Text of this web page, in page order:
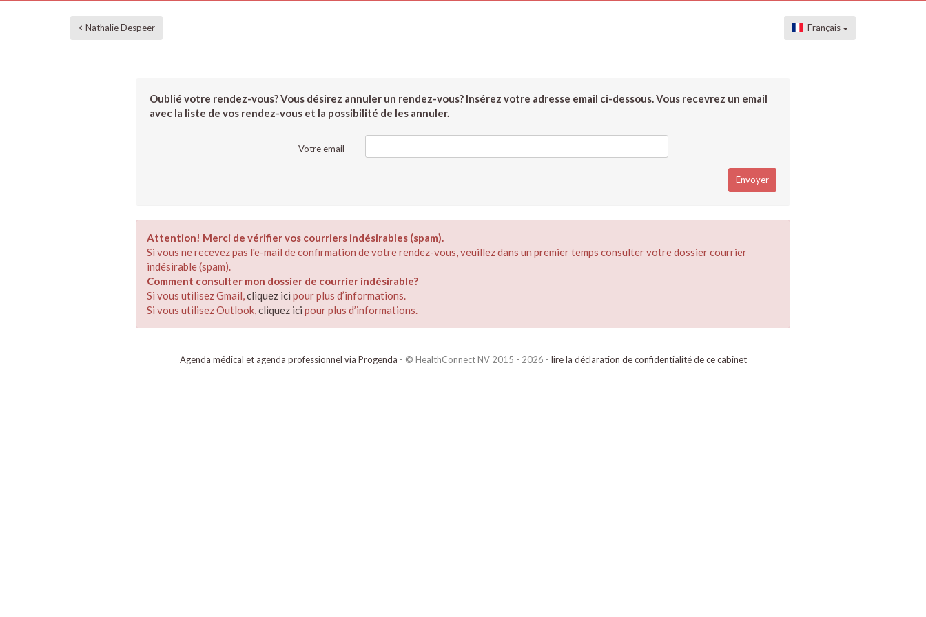
< Nathalie Despeer Français
Oublié votre rendez-vous? Vous désirez annuler un rendez-vous? Insérez votre adresse email ci-dessous. Vous recevrez un email
avec la liste de vos rendez-vous et la possibilité de les annuler.
Votre email
Attention! Merci de vérifier vos courriers indésirables (spam).
Si vous ne recevez pas l'e-mail de confirmation de votre rendez-vous, veuillez dans un premier temps consulter votre dossier courrier
indésirable (spam).
Comment consulter mon dossier de courrier indésirable?
Si vous utilisez Gmail,cliquez ici pour plus d’informations.
Si vous utilisez Outlook,cliquez ici pour plus d’informations.
Agenda médical et agenda professionnel via Progenda - © HealthConnect NV 2015 - 2026 - lire la déclaration de confidentialité de ce cabinet